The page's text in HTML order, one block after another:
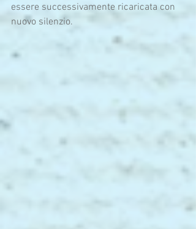
essere successivamente ricaricata con
nuovo silenzio.